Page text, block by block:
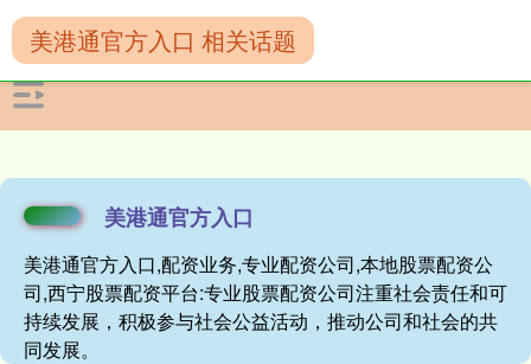
美港通官方入口
美港通官方入口,配资业务,专业配资公司,本地股票配资公
司,西宁股票配资平台:专业股票配资公司注重社会责任和可
持续发展，积极参与社会公益活动，推动公司和社会的共
同发展。
美港通官方入口 相关话题